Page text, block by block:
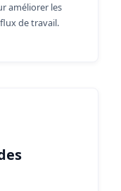
améliorer les
de travail.